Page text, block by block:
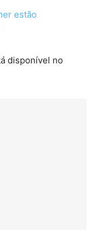
estão
disponível no